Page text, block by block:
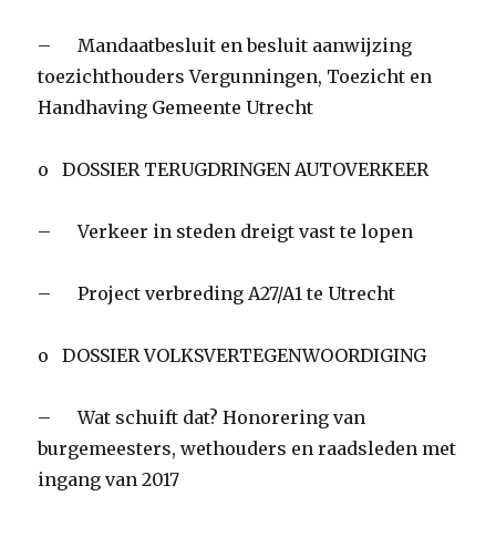
– Mandaatbesluit en besluit aanwijzing
toezichthouders Vergunningen, Toezicht en
Handhaving Gemeente Utrecht
o DOSSIER TERUGDRINGEN AUTOVERKEER
– Verkeer in steden dreigt vast te lopen
– Project verbreding A27/A1 te Utrecht
o DOSSIER VOLKSVERTEGENWOORDIGING
– Wat schuift dat? Honorering van
burgemeesters, wethouders en raadsleden met
ingang van 2017